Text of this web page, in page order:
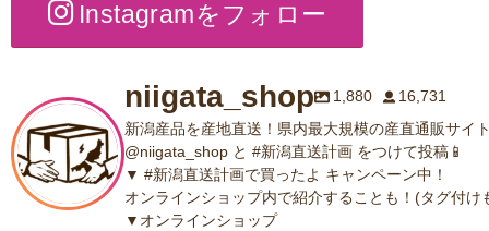
Instagramをフォロー
niigata_shop 1,880
16,731
新潟産品を産地直送！県内最大規模の産直通販サイ
@niigata_shop と #新潟直送計画 をつけて投稿📱
▼ #新潟直送計画で買ったよ キャンペーン中！
オンラインショップ内で紹介することも！(タグ付け
▼オンラインショップ